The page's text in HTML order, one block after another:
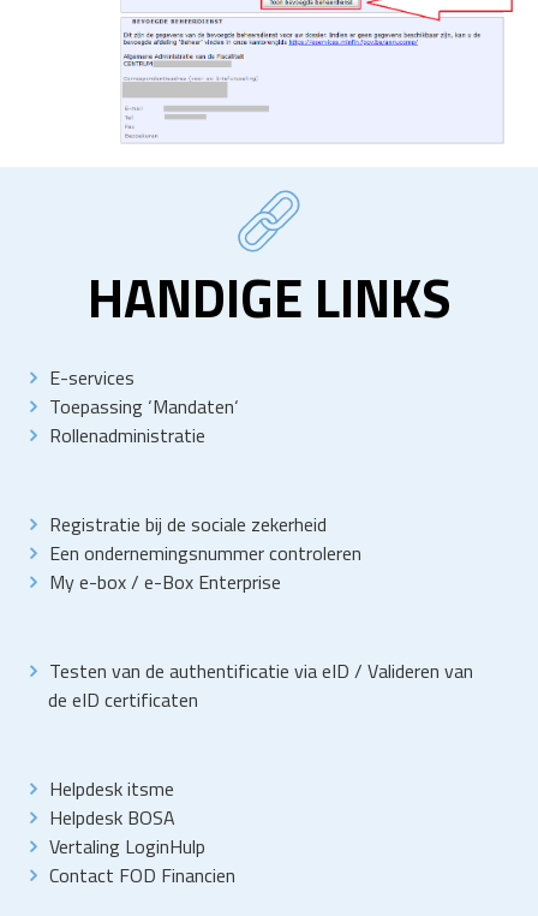
HANDIGE LINKS
E-services
Toepassing ‘Mandaten‘
Rollenadministratie
Registratie bij de sociale zekerheid
Een ondernemingsnummer controleren
My e-box/ e-Box Enterprise
Testen van de authentificatie via eID / Valideren van
de eID certificaten
Helpdesk itsme
Helpdesk BOSA
Vertaling LoginHulp
Contact FOD Financien